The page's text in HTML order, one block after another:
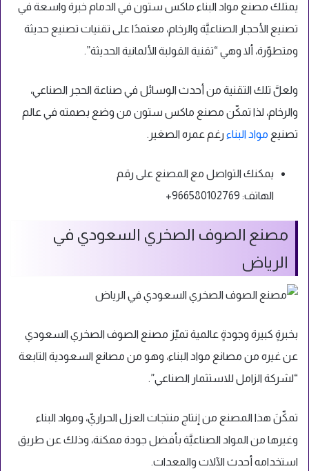
يمتلك مصنع مواد البناء ماكس ستون في الدمام خبرة واسعة في
تصنيع الأحجار الصناعيَّة والرخام، معتمدًا على تقنيات تصنيع حديثة
ومتطوّرة، ألا وهي “تقنية القولبة الألمانية الحديثة”.
ولعلَّ تلك التقنية من أحدث الوسائل في صناعة الحجر الصناعي،
والرخام، لذا تمكّن مصنع ماكس ستون من وضع بصمته في عالم
تصنيع مواد البناء رغم عمره الصغير.
يمكنك التواصل مع المصنع على رقم
الهاتف:
مصنع الصوف الصخري السعودي في
الرياض
بخبرةٍ كبيرة وجودةٍ عالمية تميّز مصنع الصوف الصخري السعودي
عن غيره من مصانع مواد البناء، وهو من مصانع السعودية التابعة
“لشركة الزامل للاستثمار الصناعي”.
تمكّنَ هذا المصنع من إنتاج منتجات العزل الحراريّ، ومواد البناء
وغيرها من المواد الصناعيَّة بأفضل جودة ممكنة، وذلك عن طريق
استخدامه أحدث الآلات والمعدات.